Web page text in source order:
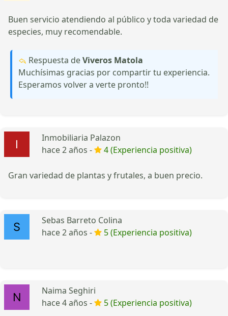
Buen servicio atendiendo al público y toda variedad de
especies, muy recomendable.
Respuesta deViveros Matola
Muchísimas gracias por compartir tu experiencia.
Esperamos volver a verte pronto!!
Inmobiliaria Palazon
hace 2 años -
4 (Experiencia positiva)
Gran variedad de plantas y frutales, a buen precio.
Sebas Barreto Colina
hace 2 años -
5 (Experiencia positiva)
Naima Seghiri
hace 4 años -
5 (Experiencia positiva)